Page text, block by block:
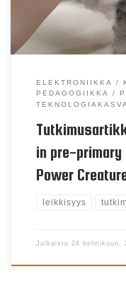
pre-primary
ELEKTRONIIKKA
PEDAGOGIIKKA
in pre-primary
Power
leikkisyys
Julkaistu 28 helmikuun,